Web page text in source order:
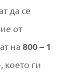
да се
от
на 800 – 1
, което ги